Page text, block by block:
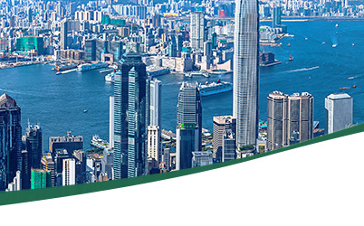
核心工作
部門政策
招聘公告
公用表格